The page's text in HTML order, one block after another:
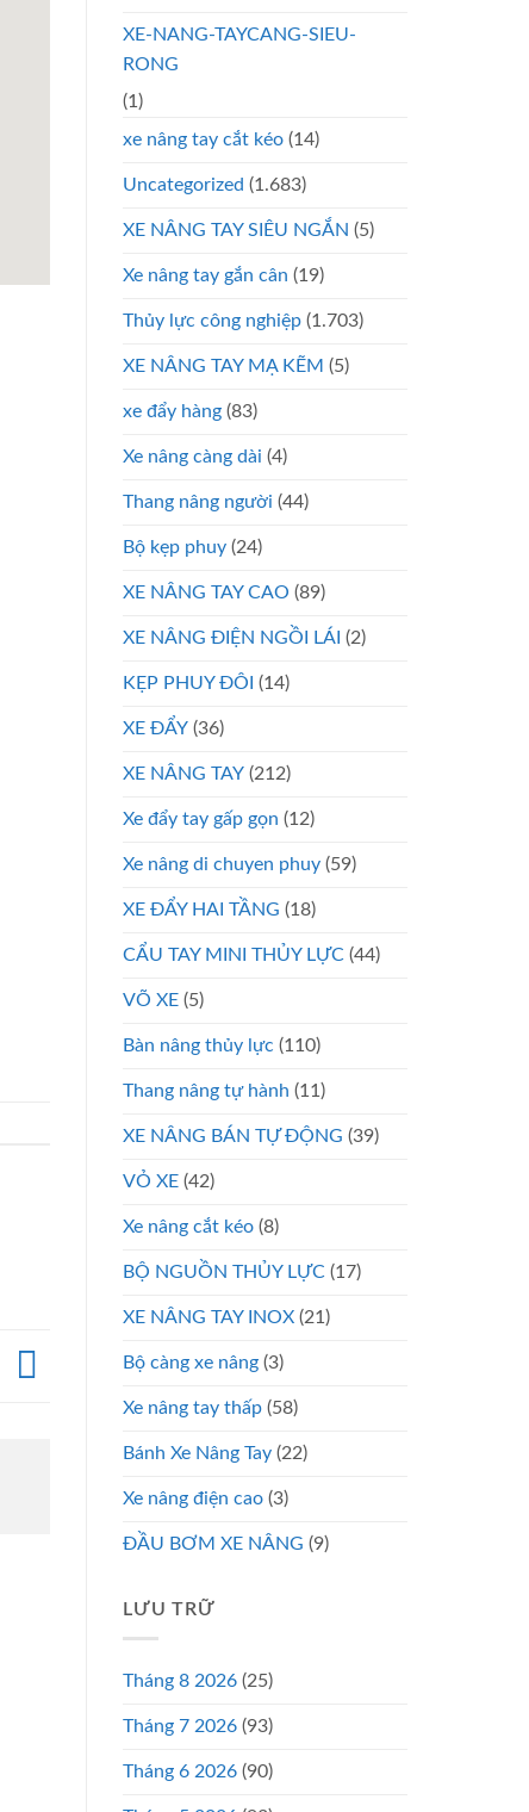
XE-NANG-TAYCANG-SIEU-
RONG
(1)
xe nâng tay cắt kéo (14)
Uncategorized (1.683)
XE NÂNG TAY SIÊU NGẮN (5)
Xe nâng tay gắn cân (19)
Thủy lực công nghiệp (1.703)
XE NÂNG TAY MẠ KẼM (5)
xe đẩy hàng (83)
Xe nâng càng dài (4)
Thang nâng người (44)
Bộ kẹp phuy (24)
XE NÂNG TAY CAO (89)
XE NÂNG ĐIỆN NGỒI LÁI (2)
KẸP PHUY ĐÔI (14)
XE ĐẨY (36)
XE NÂNG TAY (212)
Xe đẩy tay gấp gọn (12)
Xe nâng di chuyen phuy (59)
XE ĐẨY HAI TẦNG (18)
CẨU TAY MINI THỦY LỰC (44)
VÕ XE (5)
Bàn nâng thủy lực (110)
Thang nâng tự hành (11)
XE NÂNG BÁN TỰ ĐỘNG (39)
VỎ XE (42)
Xe nâng cắt kéo (8)
BỘ NGUỒN THỦY LỰC (17)
XE NÂNG TAY INOX (21)
Bộ càng xe nâng (3)
Xe nâng tay thấp (58)
Bánh Xe Nâng Tay (22)
Xe nâng điện cao (3)
ĐẦU BƠM XE NÂNG (9)
LƯU TRỮ
Tháng 8 2026 (25)
Tháng 7 2026 (93)
Tháng 6 2026 (90)